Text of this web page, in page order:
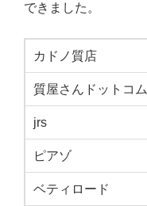
できました。
カドノ質店
質屋さんドットコム
jrs
ピアゾ
ベティロード